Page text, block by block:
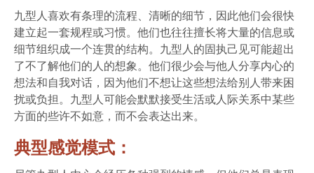
九型人喜欢有条理的流程、清晰的细节，因此他们会很快
建立起一套规程或习惯。他们也往往擅长将大量的信息或
细节组织成一个连贯的结构。九型人的固执己见可能超出
了不了解他们的人的想象。他们很少会与他人分享内心的
想法和自我对话，因为他们不想让这些想法给别人带来困
扰或负担。九型人可能会默默接受生活或人际关系中某些
方面的些许不如意，而不会表达出来。
典型感觉模式：